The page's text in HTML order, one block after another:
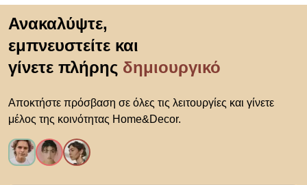
Ανακαλύψτε,
εμπνευστείτε και
γίνετε πλήρης δημιουργικό
Αποκτήστε πρόσβαση σε όλες τις λειτουργίες και γίνετε
μέλος της κοινότητας Home&Decor.